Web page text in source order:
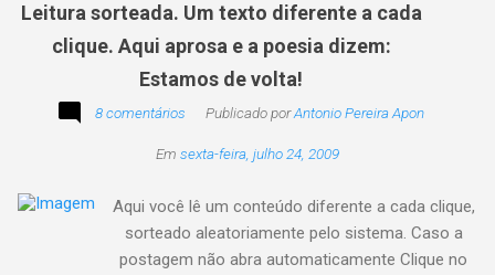
Leitura sorteada. Um texto diferente a cada
clique. Aqui aprosa e a poesia dizem:
Estamos de volta!
8 comentários Publicado porAntonio Pereira Apon
Em sexta-feira, julho 24, 2009
Aqui você lê um conteúdo diferente a cada clique,
sorteado aleatoriamente pelo sistema. Caso a
postagem não abra automaticamente Clique no